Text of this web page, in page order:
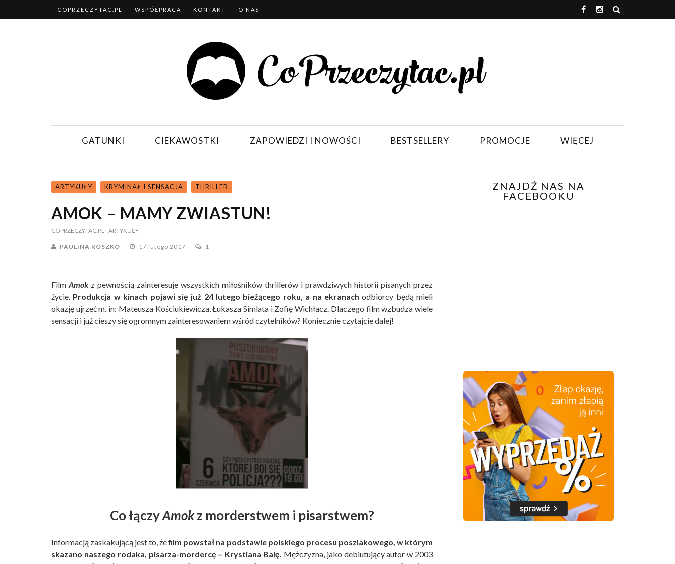
COPRZECZYTAC.PL WSPÓŁPRACA KONTAKT O NAS
GATUNKI CIEKAWOSTKI ZAPOWIEDZI I NOWOŚCI BESTSELLERY PROMOCJE WIĘCEJ
ARTYKUŁY KRYMINAŁ I SENSACJA THRILLER
AMOK – MAMY ZWIASTUN!
COPRZECZYTAC.PL- ARTYKUŁY
PAULINA ROSZKO 17 lutego 2017 1
Film Amok z pewnością zainteresuje wszystkich miłośników thrillerów i prawdziwych historii pisanych przez
życie. Produkcja w kinach pojawi się już 24 lutego bieżącego roku, a na ekranach odbiorcy będą mieli
okazję ujrzeć m. in: Mateusza Kościukiewicza, Łukasza Simlata i Zofię Wichłacz. Dlaczego film wzbudza wiele
sensacji i już cieszy się ogromnym zainteresowaniem wśród czytelników? Koniecznie czytajcie dalej!
Co łączyAmokz morderstwem i pisarstwem?
Informacją zaskakującą jest to, żefilm powstał na podstawie polskiego procesu poszlakowego, w którym
skazano naszego rodaka, pisarza-mordercę – Krystiana Balę. Mężczyzna, jako debiutujący autor w 2003
ZNAJDŹ NAS NA
FACEBOOKU